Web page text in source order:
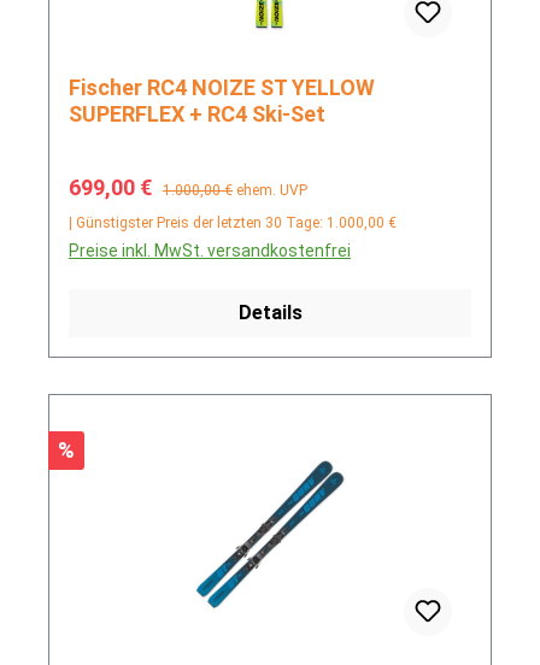
Fischer RC4 NOIZE ST YELLOW
SUPERFLEX + RC4 Ski-Set
Verkaufspreis:
699,00 € Regulärer Preis:
1.000,00 € ehem. UVP
| Günstigster Preis der letzten 30 Tage: 1.000,00 €
Preise inkl. MwSt. versandkostenfrei
Details
Rabatt
%